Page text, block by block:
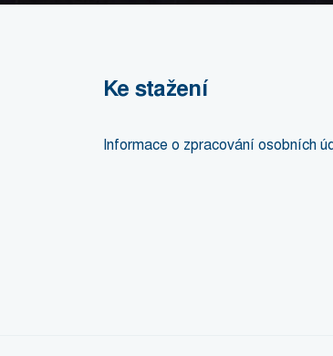
Ke stažení
Informace o zpracování osobních